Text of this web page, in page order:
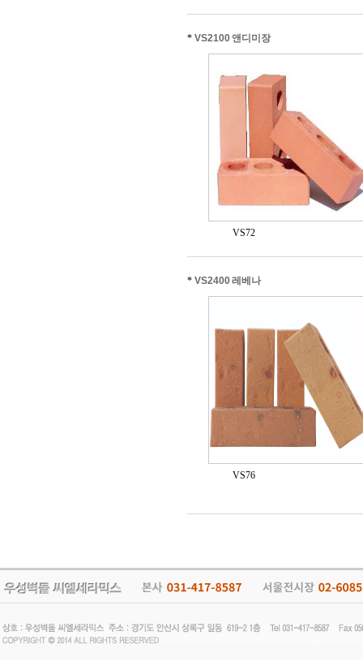
* VS2100 앤디미장
VS72
* VS2400 레베나
VS76